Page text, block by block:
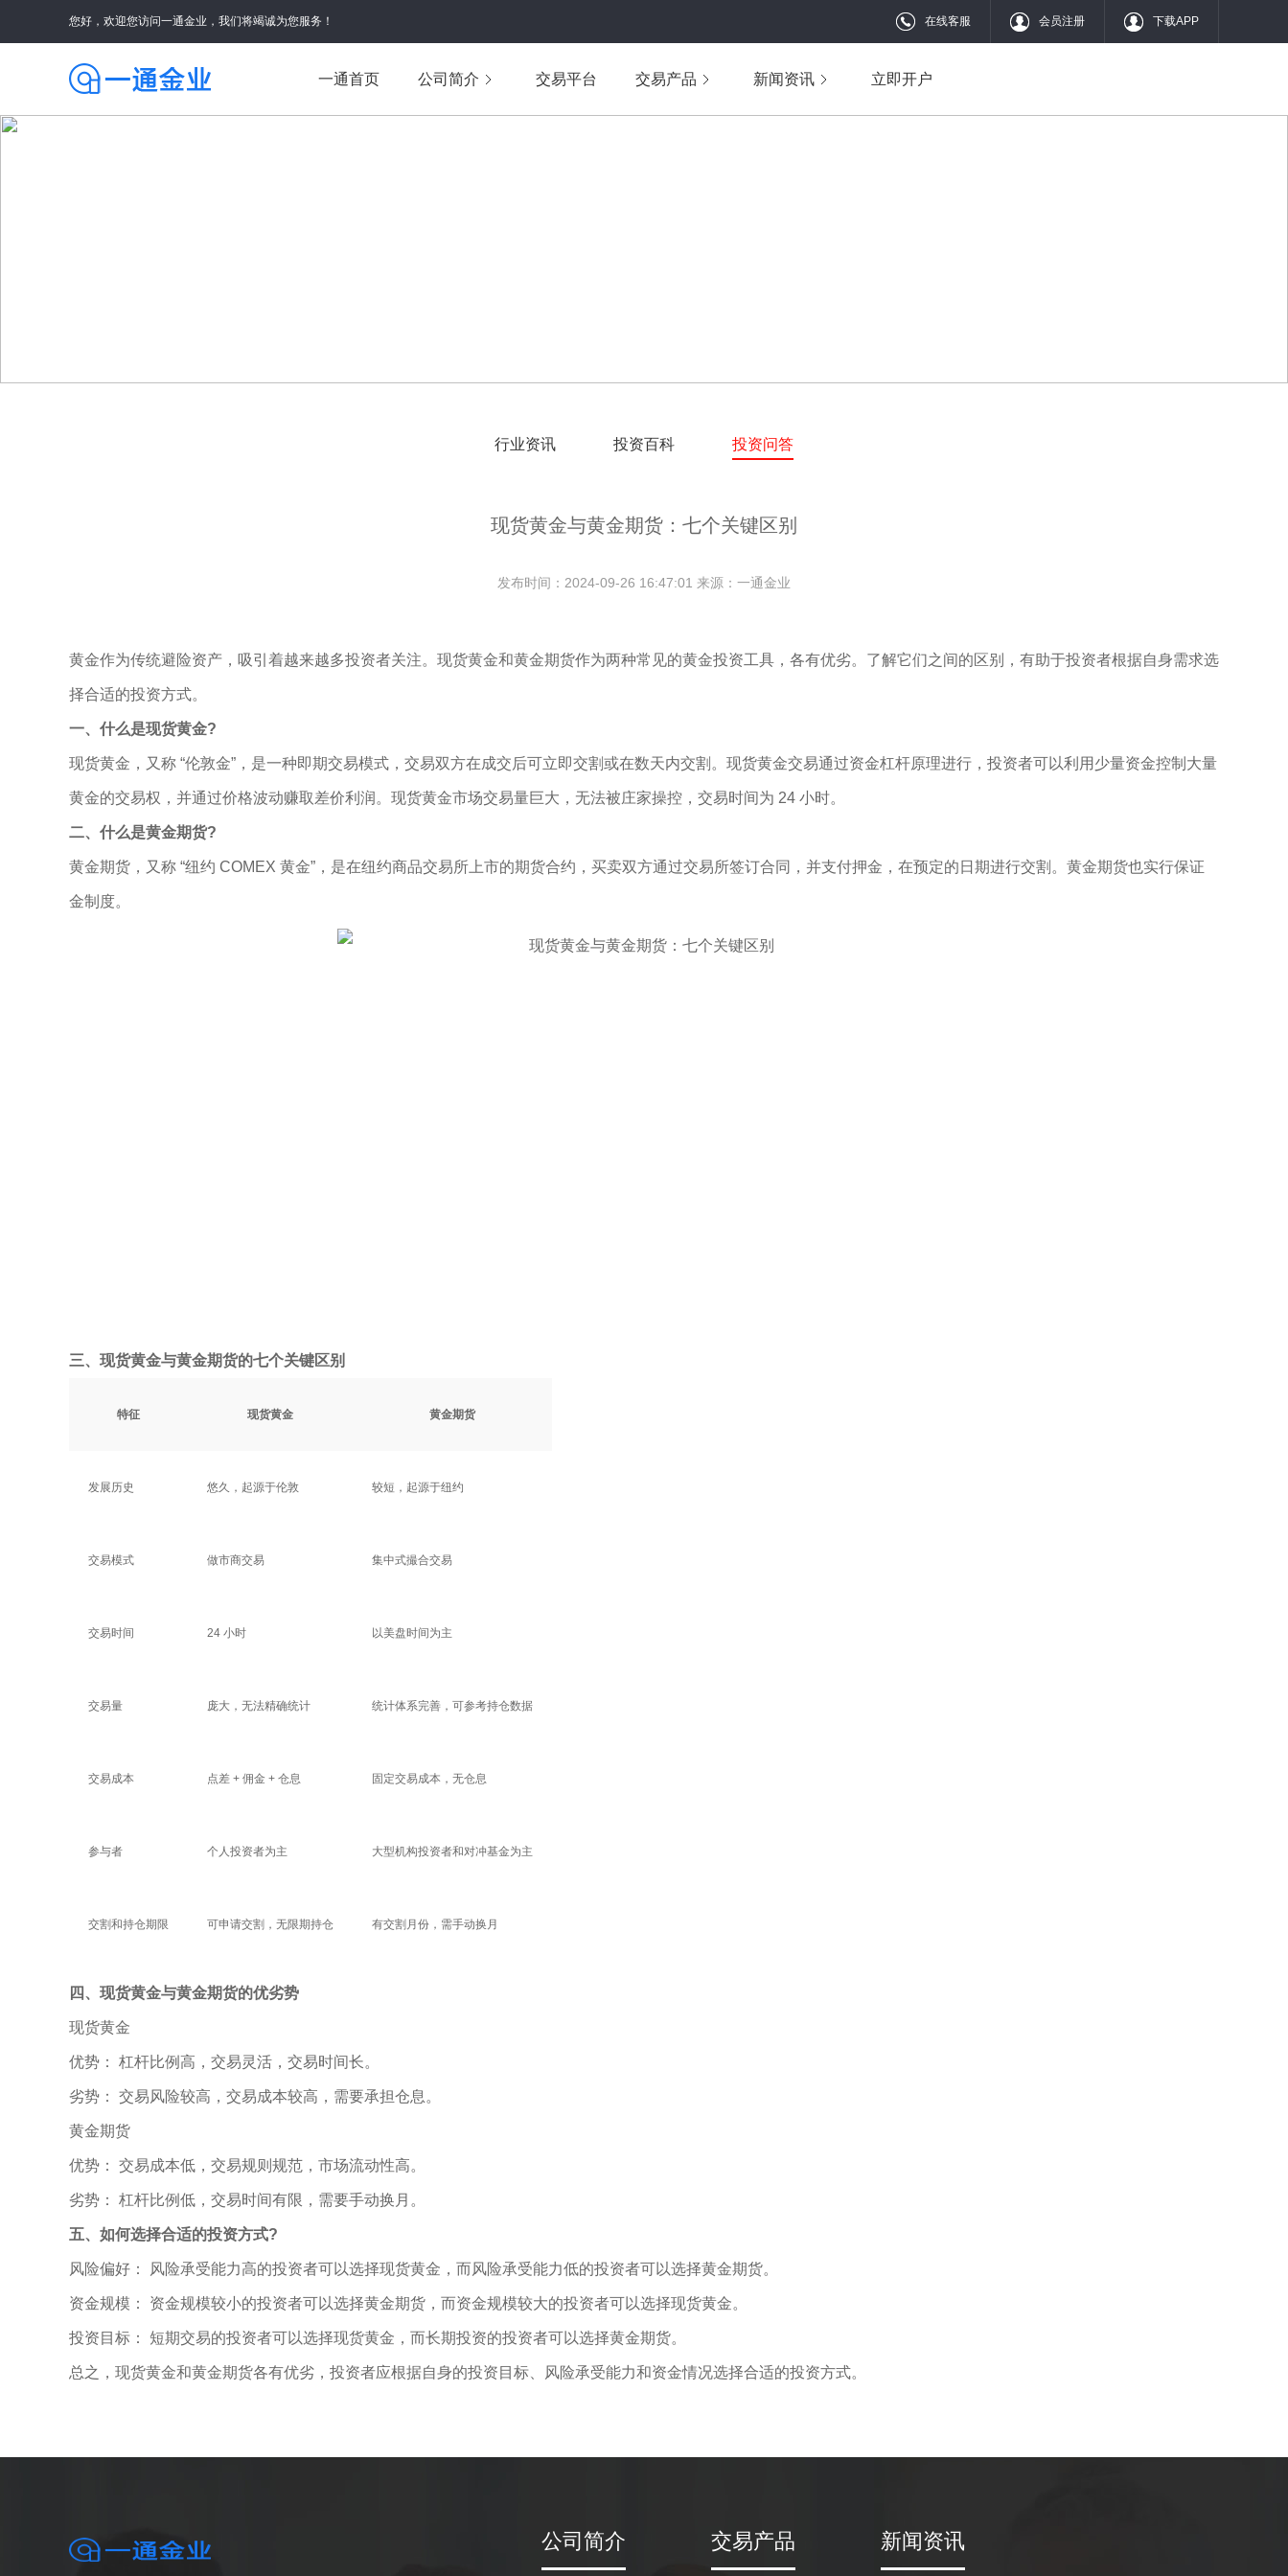
您好，欢迎您访问一通金业，我们将竭诚为您服务！ 在线客服 会员注册 下载APP
一通首页 公司简介 交易平台 交易产品 新闻资讯 立即开户
行业资讯 投资百科 投资问答
现货黄金与黄金期货：七个关键区别
发布时间：2024-09-26 16:47:01 来源：一通金业
黄金作为传统避险资产，吸引着越来越多投资者关注。现货黄金和黄金期货作为两种常见的黄金投资工具，各有优劣。了解它们之间的区别，有助于投资者根据自身需求选
择合适的投资方式。
一、什么是现货黄金?
现货黄金，又称 “伦敦金”，是一种即期交易模式，交易双方在成交后可立即交割或在数天内交割。现货黄金交易通过资金杠杆原理进行，投资者可以利用少量资金控制大量
黄金的交易权，并通过价格波动赚取差价利润。现货黄金市场交易量巨大，无法被庄家操控，交易时间为 24 小时。
二、什么是黄金期货?
黄金期货，又称 “纽约 COMEX 黄金”，是在纽约商品交易所上市的期货合约，买卖双方通过交易所签订合同，并支付押金，在预定的日期进行交割。黄金期货也实行保证
金制度。
三、现货黄金与黄金期货的七个关键区别
特征 现货黄金 黄金期货
发展历史 悠久，起源于伦敦 较短，起源于纽约
交易模式 做市商交易 集中式撮合交易
交易时间 24 小时 以美盘时间为主
交易量 庞大，无法精确统计 统计体系完善，可参考持仓数据
交易成本 点差 + 佣金 + 仓息 固定交易成本，无仓息
参与者 个人投资者为主 大型机构投资者和对冲基金为主
交割和持仓期限 可申请交割，无限期持仓 有交割月份，需手动换月
四、现货黄金与黄金期货的优劣势
现货黄金
优势： 杠杆比例高，交易灵活，交易时间长。
劣势： 交易风险较高，交易成本较高，需要承担仓息。
黄金期货
优势： 交易成本低，交易规则规范，市场流动性高。
劣势： 杠杆比例低，交易时间有限，需要手动换月。
五、如何选择合适的投资方式?
风险偏好： 风险承受能力高的投资者可以选择现货黄金，而风险承受能力低的投资者可以选择黄金期货。
资金规模： 资金规模较小的投资者可以选择黄金期货，而资金规模较大的投资者可以选择现货黄金。
投资目标： 短期交易的投资者可以选择现货黄金，而长期投资的投资者可以选择黄金期货。
总之，现货黄金和黄金期货各有优劣，投资者应根据自身的投资目标、风险承受能力和资金情况选择合适的投资方式。
公司简介 交易产品 新闻资讯